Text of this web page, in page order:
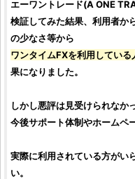
エーワントレード(A ONE
検証してみた結果、利用者か
の少なさ等から
ワンタイムFXを利用してい
果になりました。
しかし悪評は見受けられなか
今後サポート体制やホームペ
実際に利用されている方がい
い。